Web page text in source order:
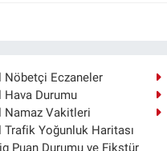
Nöbetçi Eczaneler
Hava Durumu
Namaz Vakitleri
Trafik Yoğunluk Haritası
Puan Durumu ve Fikstür